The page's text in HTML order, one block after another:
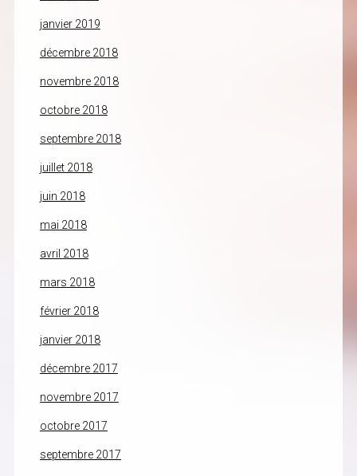
janvier 2019
décembre 2018
novembre 2018
octobre 2018
septembre 2018
juillet 2018
juin 2018
mai 2018
avril 2018
mars 2018
février 2018
janvier 2018
décembre 2017
novembre 2017
octobre 2017
septembre 2017